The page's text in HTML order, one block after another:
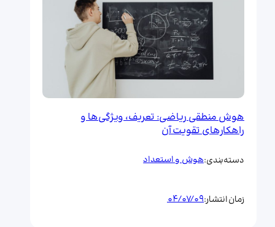
هوش منطقی ریاضی: تعریف، ویژگی‌ها و
راهکارهای تقویت آن
دسته‌بندی:هوش و استعداد
زمان انتشار:04/07/09